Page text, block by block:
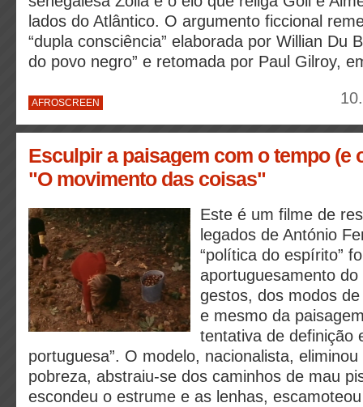
lados do Atlântico. O argumento ficcional
“dupla consciência” elaborada por Willian Du
do povo negro” e retomada por Paul Gilroy,
AFROSCREEN
Esculpir a paisagem com o tempo (e
"O movimento das coisas"
Este é um filme de
legados de António
“política do espírito”
aportuguesamento
gestos, dos modos
e mesmo da
tentativa de definição
portuguesa”. O modelo, nacionalista,
pobreza, abstraiu-se dos caminhos de mau
escondeu o estrume e as lenhas,